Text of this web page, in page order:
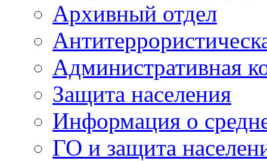
Архивный отдел
Административная
Защита населения
Информация о
ГО и защита